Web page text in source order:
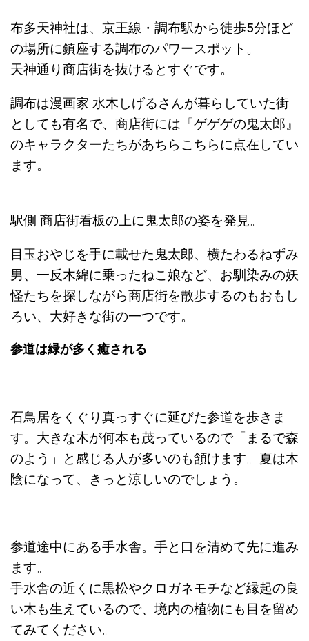
布多天神社は、京王線・調布駅から徒歩5分ほど
の場所に鎮座する調布のパワースポット。
天神通り商店街を抜けるとすぐです。
調布は漫画家 水木しげるさんが暮らしていた街
としても有名で、商店街には『ゲゲゲの鬼太郎』
のキャラクターたちがあちらこちらに点在してい
ます。
駅側 商店街看板の上に鬼太郎の姿を発見。
目玉おやじを手に載せた鬼太郎、横たわるねずみ
男、一反木綿に乗ったねこ娘など、お馴染みの妖
怪たちを探しながら商店街を散歩するのもおもし
ろい、大好きな街の一つです。
参道は緑が多く癒される
石鳥居をくぐり真っすぐに延びた参道を歩きま
す。大きな木が何本も茂っているので「まるで森
のよう」と感じる人が多いのも頷けます。夏は木
陰になって、きっと涼しいのでしょう。
参道途中にある手水舎。手と口を清めて先に進み
ます。
手水舎の近くに黒松やクロガネモチなど縁起の良
い木も生えているので、境内の植物にも目を留め
てみてください。